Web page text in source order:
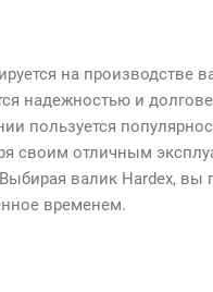
на производстве
надежностью и
пользуется
своим отличным
валик Hardex, вы
временем.